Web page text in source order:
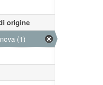
origine
(1)